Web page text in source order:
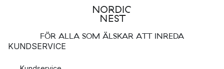
FÖR ALLA SOM ÄLSKAR ATT INREDA
KUNDSERVICE